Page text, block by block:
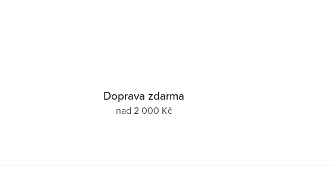
Doprava zdarma
nad 2 000 Kč